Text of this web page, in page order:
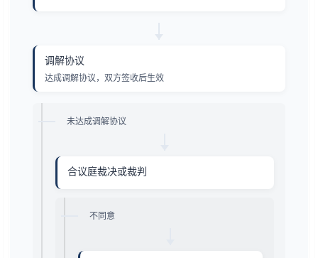
调解协议
达成调解协议，双方签收后生效
未达成调解协议
合议庭裁决或裁判
不同意